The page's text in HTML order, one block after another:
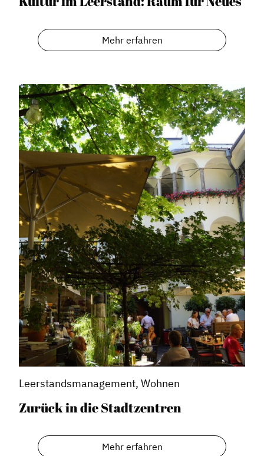
Expertenwissen
Mehr erfahren
Leerstandsmanagement, Wohnen
Zurück in die Stadtzentren
Mehr erfahren